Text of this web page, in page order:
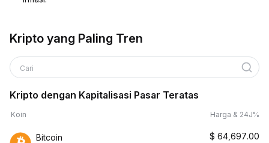
Kripto yang Paling Tren
Cari
Kripto dengan Kapitalisasi Pasar Teratas
Koin Harga & 24J%
Bitcoin $ 64,697.00